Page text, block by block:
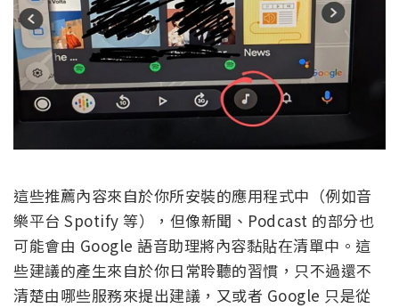
這些推薦內容來自於你所安裝的應用程式中（例如音
樂平台 Spotify 等），但像新聞、Podcast 的部分也
可能會由 Google 語音助理將內容黏貼在清單中。這
些建議的產生來自於你日常聆聽的習慣，只不過還不
清楚由哪些服務來提出建議，又或者 Google 只是從